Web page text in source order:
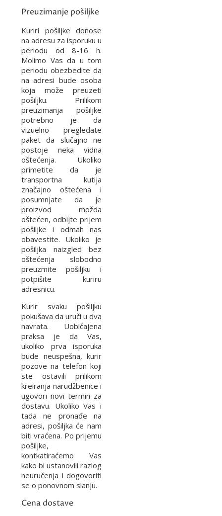
Preuzimanje pošiljke
Kuriri pošiljke donose
na adresu za isporuku u
periodu od 8-16 h.
Molimo Vas da u tom
periodu obezbedite da
na adresi bude osoba
koja može preuzeti
pošiljku. Prilikom
preuzimanja pošiljke
potrebno je da
vizuelno pregledate
paket da slučajno ne
postoje neka vidna
oštećenja. Ukoliko
primetite da je
transportna kutija
značajno oštećena i
posumnjate da je
proizvod možda
oštećen, odbijte prijem
pošiljke i odmah nas
obavestite. Ukoliko je
pošiljka naizgled bez
oštećenja slobodno
preuzmite pošiljku i
potpišite kuriru
adresnicu.
Kurir svaku pošiljku
pokušava da uruči u dva
navrata. Uobičajena
praksa je da Vas,
ukoliko prva isporuka
bude neuspešna, kurir
pozove na telefon koji
ste ostavili prilikom
kreiranja narudžbenice i
ugovori novi termin za
dostavu. Ukoliko Vas i
tada ne pronađe na
adresi, pošiljka će nam
biti vraćena. Po prijemu
pošiljke,
kontkatiraćemo Vas
kako bi ustanovili razlog
neuručenja i dogovoriti
se o ponovnom slanju.
Cena dostave